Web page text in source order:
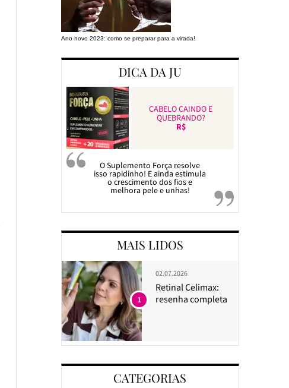
Ano novo 2023: como se preparar para a virada!
DICA DA JU
CABELO CAINDO E
QUEBRANDO?
R$
O Suplemento Força resolve
isso rapidinho! E ainda estimula
o crescimento dos fios e
melhora pele e unhas!
MAIS LIDOS
02.07.2026
Retinal Celimax:
resenha completa
1
CATEGORIAS